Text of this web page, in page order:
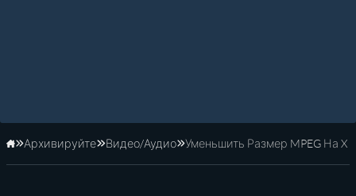
Главная
Архивируйте Видео/Аудио Уменьшить Размер MPEG На X